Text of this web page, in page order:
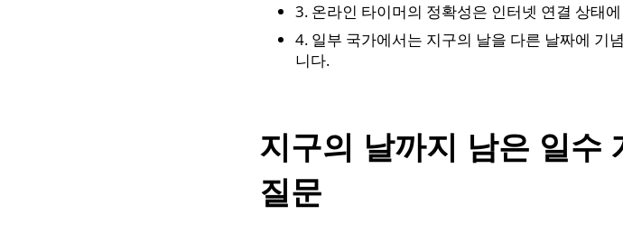
3. 온라인 타이머의 정확성은 인터넷 연결 상태
4. 일부 국가에서는 지구의 날을 다른 날짜에 기
니다.
지구의 날까지 남은 일수
질문